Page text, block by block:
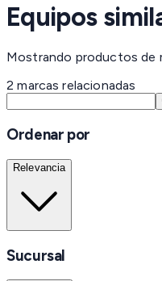
Equipos
Mostrando productos de
2 marcas relacionadas
Ordenar por
Relevancia
Sucursal